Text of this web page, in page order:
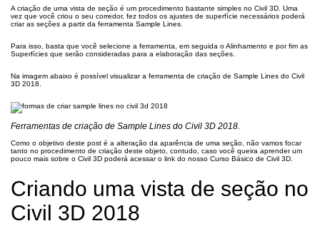
A criação de uma vista de seção é um procedimento bastante simples no Civil 3D. Uma
vez que você criou o seu corredor, fez todos os ajustes de superfície necessários poderá
criar as seções a partir da ferramenta Sample Lines.
Para isso, basta que você selecione a ferramenta, em seguida o Alinhamento e por fim as
Superfícies que serão consideradas para a elaboração das seções.
Na imagem abaixo é possível visualizar a ferramenta de criação de Sample Lines do Civil
3D 2018.
Ferramentas de criação de Sample Lines do Civil 3D 2018.
Como o objetivo deste post é a alteração da aparência de uma seção, não vamos focar
tanto no procedimento de criação deste objeto, contudo, caso você queira aprender um
pouco mais sobre o Civil 3D poderá acessar o link do nosso Curso Básico de Civil 3D.
Criando uma vista de seção no
Civil 3D 2018